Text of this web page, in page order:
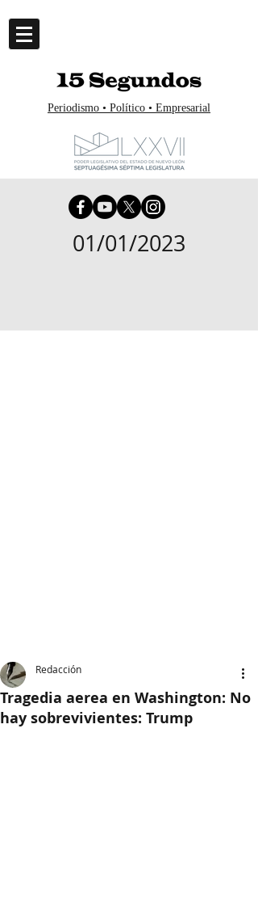
Periodismo • Político • Empresarial
01/01/2023
Tragedia aerea en Washington: No
hay sobrevivientes: Trump
Redacción